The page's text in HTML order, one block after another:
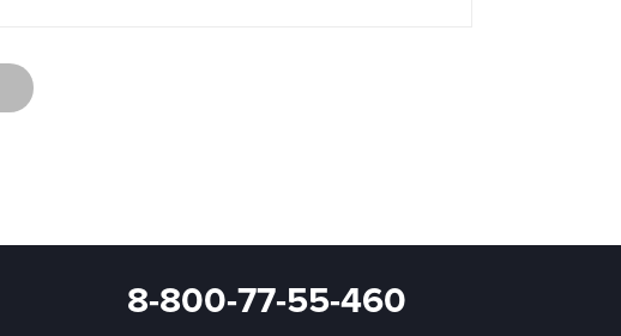
8-800-77-55-460